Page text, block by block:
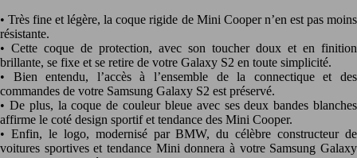
• Très fine et légère, la coque rigide de Mini Cooper n’en est pas moins
résistante.
• Cette coque de protection, avec son toucher doux et en finition
brillante, se fixe et se retire de votre Galaxy S2 en toute simplicité.
• Bien entendu, l’accès à l’ensemble de la connectique et des
commandes de votre Samsung Galaxy S2 est préservé.
• De plus, la coque de couleur bleue avec ses deux bandes blanches
affirme le coté design sportif et tendance des Mini Cooper.
• Enfin, le logo, modernisé par BMW, du célèbre constructeur de
voitures sportives et tendance Mini donnera à votre Samsung Galaxy